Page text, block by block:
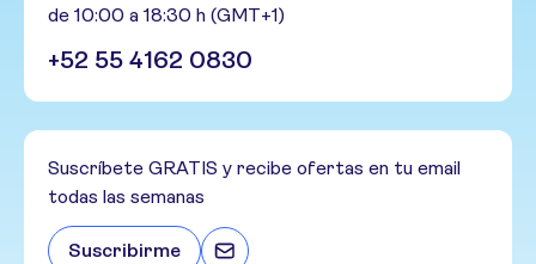
de 10:00 a 18:30 h (GMT+1)
+52 55 4162 0830
Suscríbete GRATIS y recibe ofertas en tu email
todas las semanas
Suscribirme